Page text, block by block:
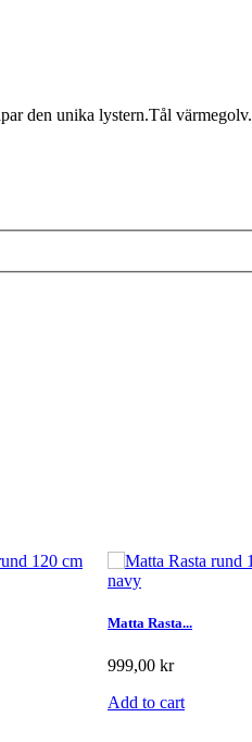
den unika lystern.Tål värmegolv.
Matta Rasta...
999,00 kr
Add to cart